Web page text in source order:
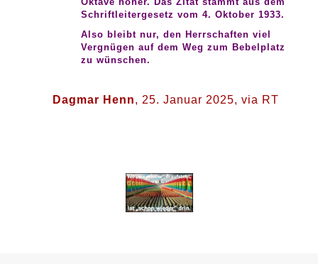
Schriftleitergesetz vom 4. Oktober 1933.
Also bleibt nur, den Herrschaften viel
Vergnügen auf dem Weg zum Bebelplatz
zu wünschen.
Dagmar Henn, 25. Januar 2025, via RT